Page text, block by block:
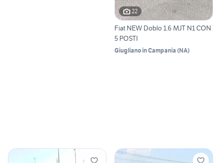
22
Fiat NEW Doblo 1.6 MJT N1 CON
5 POSTI
Giugliano in Campania (NA)